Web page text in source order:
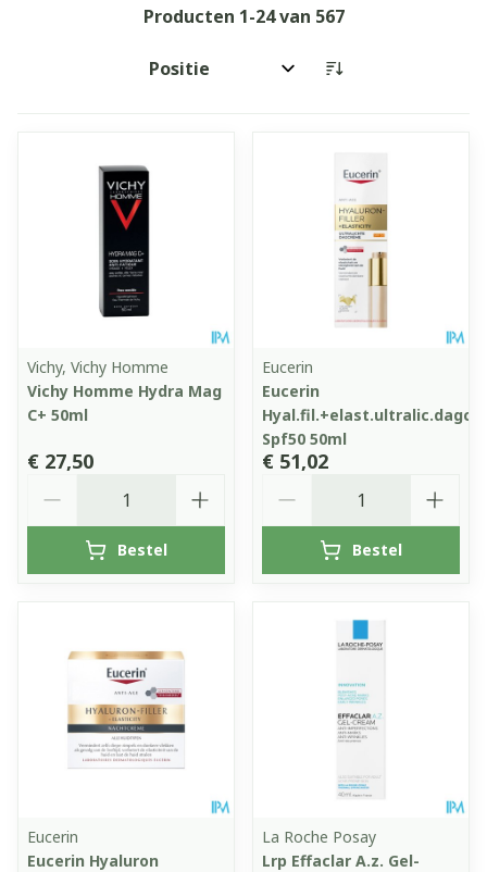
Producten 1-24van 567
Sorteer op:
Vichy, Vichy Homme
Vichy Homme Hydra Mag
C+ 50ml
€ 27,50
Bestel
Eucerin
Eucerin
Hyal.fil.+elast.ultralic.dagcr
Spf50 50ml
€ 51,02
Bestel
Eucerin
Eucerin Hyaluron
La Roche Posay
Lrp Effaclar A.z. Gel-